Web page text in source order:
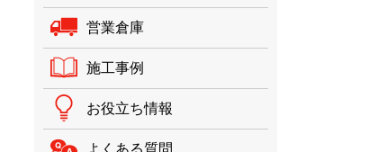
営業倉庫
施工事例
お役立ち情報